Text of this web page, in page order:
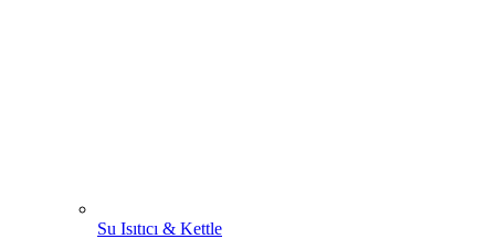
Su Isıtıcı & Kettle